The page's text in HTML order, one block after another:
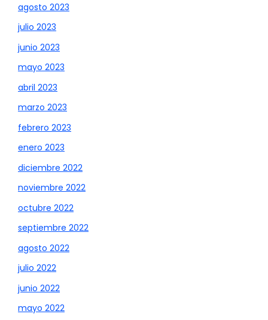
agosto 2023
julio 2023
junio 2023
mayo 2023
abril 2023
marzo 2023
febrero 2023
enero 2023
diciembre 2022
noviembre 2022
octubre 2022
septiembre 2022
agosto 2022
julio 2022
junio 2022
mayo 2022